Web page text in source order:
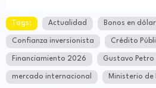
Tags: Actualidad Bonos en
Confianza inversionista Crédito
Financiamiento 2026 Gustavo Petro
mercado internacional Ministerio de